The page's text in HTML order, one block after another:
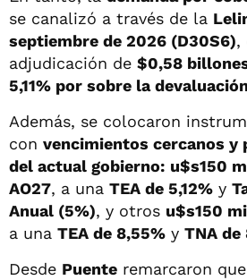
se canalizó a través de la
septiembre de 2026 (D30S6),
adjudicación de $0,58
5,11% por sobre la
Además, se colocaron
con vencimientos cercanos
del actual gobierno: u$s150
AO27, a una TEA de 5,12% y
Anual (5%), y otros u$s150
a una TEA de 8,55% y TNA de
Desde Puente remarcaron que